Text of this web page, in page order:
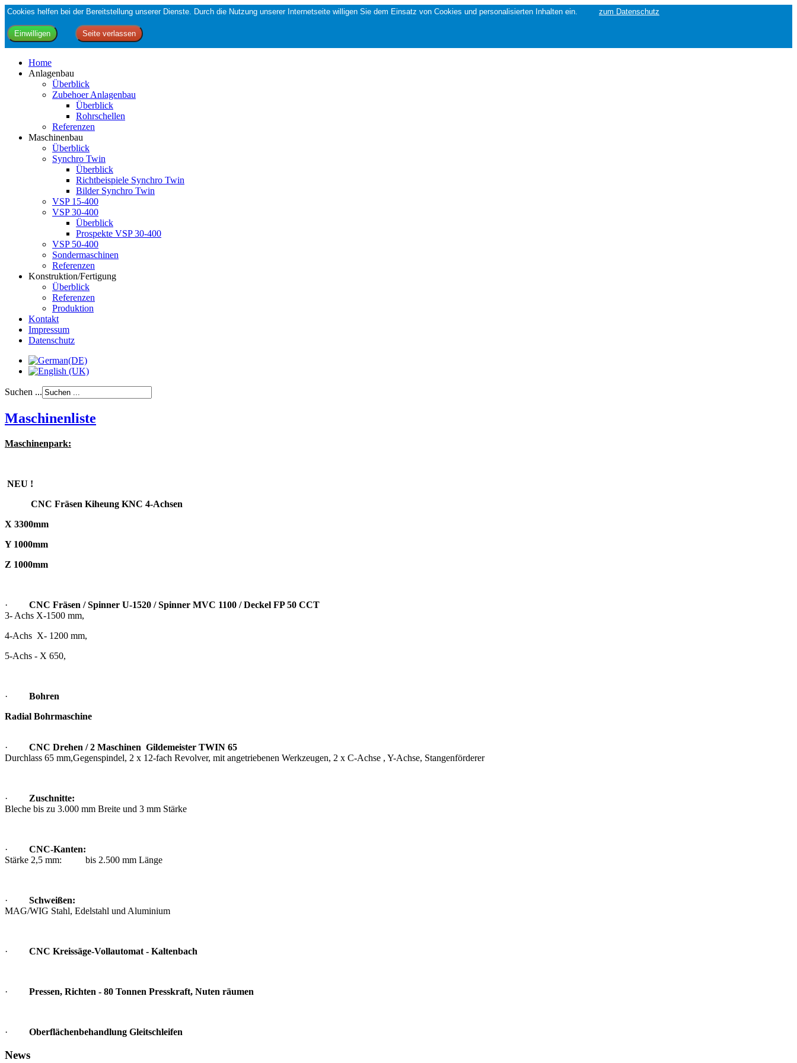
Cookies helfen bei der Bereitstellung unserer Dienste. Durch die Nutzung unserer Internetseite willigen Sie dem Einsatz von Cookies und personalisierten Inhalten ein. zum Datenschutz
Home
Anlagenbau
Überblick
Zubehoer Anlagenbau
Überblick
Rohrschellen
Referenzen
Maschinenbau
Überblick
Synchro Twin
Überblick
Richtbeispiele Synchro Twin
Bilder Synchro Twin
VSP 15-400
VSP 30-400
Überblick
Prospekte VSP 30-400
VSP 50-400
Sondermaschinen
Referenzen
Konstruktion/Fertigung
Überblick
Referenzen
Produktion
Kontakt
Impressum
Datenschutz
Suchen ...
Maschinenliste
Maschinenpark:
NEU !
CNC Fräsen Kiheung KNC 4-Achsen
X 3300mm
Y 1000mm
Z 1000mm
· CNC Fräsen / Spinner U-1520 / Spinner MVC 1100 / Deckel FP 50 CCT
3- Achs X-1500 mm,
4-Achs X- 1200 mm,
5-Achs - X 650,
· Bohren
Radial Bohrmaschine
· CNC Drehen / 2 Maschinen Gildemeister TWIN 65
Durchlass 65 mm,Gegenspindel, 2 x 12-fach Revolver, mit angetriebenen Werkzeugen, 2 x C-Achse , Y-Achse, Stangenförderer
· Zuschnitte:
Bleche bis zu 3.000 mm Breite und 3 mm Stärke
· CNC-Kanten:
Stärke 2,5 mm: bis 2.500 mm Länge
· Schweißen:
MAG/WIG Stahl, Edelstahl und Aluminium
· CNC Kreissäge-Vollautomat - Kaltenbach
· Pressen, Richten - 80 Tonnen Presskraft, Nuten räumen
· Oberflächenbehandlung Gleitschleifen
News